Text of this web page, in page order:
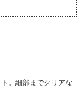
。細部までクリアな